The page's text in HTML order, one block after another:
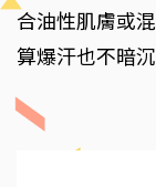
合油性肌膚或
算爆汗也不暗